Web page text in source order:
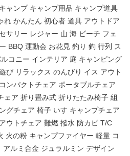
ャンプ キャンプ用品 キャンプ道具
れ かんたん 初心者 道具 アウトドア
サリー レジャー 山 海 ビーチ フェ
BBQ 運動会 お花見 釣り 釣 行列 ス
コニー インテリア 庭 キャンピング
び リラックス のんびり イス アウト
ンパクトチェア ポータブルチェア
ェア 折り畳み式 折りたたみ椅子 組
グチェア 椅子 いす キャンプチェア
ウトチェア 難燃 撥水 防カビ T/C
火の粉 キャンプファイヤー 軽量 コ
ルミ合金 ジュラルミン デザイン